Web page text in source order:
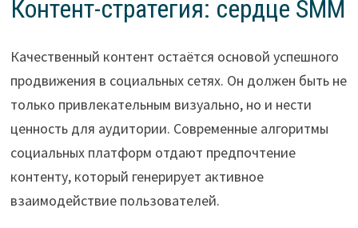
Контент-стратегия: сердце SMM
Качественный контент остаётся основой успешного
продвижения в социальных сетях. Он должен быть не
только привлекательным визуально, но и нести
ценность для аудитории. Современные алгоритмы
социальных платформ отдают предпочтение
контенту, который генерирует активное
взаимодействие пользователей.